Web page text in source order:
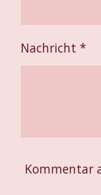
Nachricht *
Kommentar